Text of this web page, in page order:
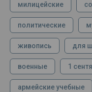
милицейские
политические
живопись для
военные 1
армейские учебные